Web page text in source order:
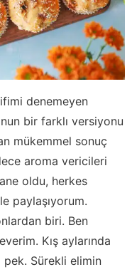
denemeyen
bir farklı versiyonu
mükemmel sonuç
aroma vericileri
oldu, herkes
paylaşıyorum.
biri. Ben
Kış aylarında
pek. Sürekli elimin